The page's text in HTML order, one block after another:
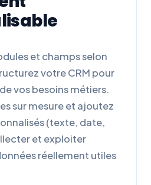
et champs selon
votre CRM pour
vos besoins métiers.
sur mesure et ajoutez
(texte, date,
et exploiter
réellement utiles